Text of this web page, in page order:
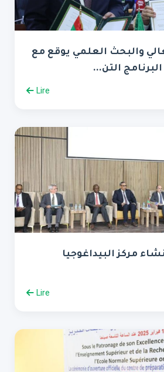
والبحث العلمي يوقع مع
التن...
Lire
مركز البيداغوجيا
Lire